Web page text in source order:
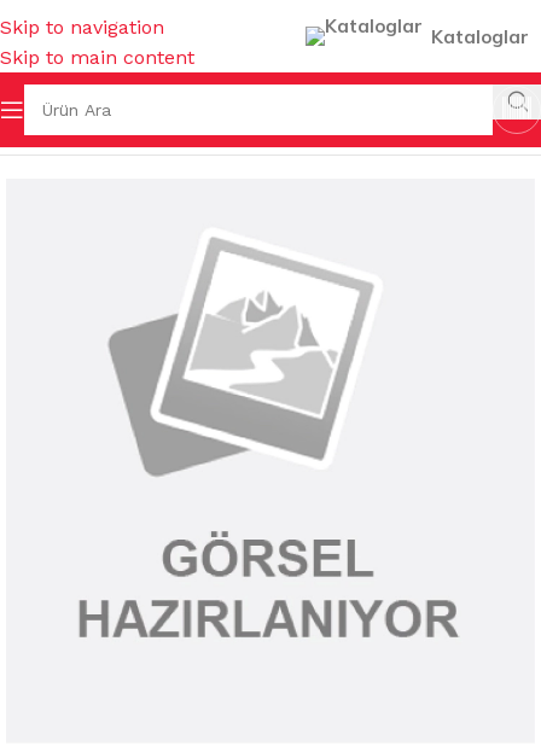
Skip to navigation
Skip to main content
Kataloglar
Ana Sayfa